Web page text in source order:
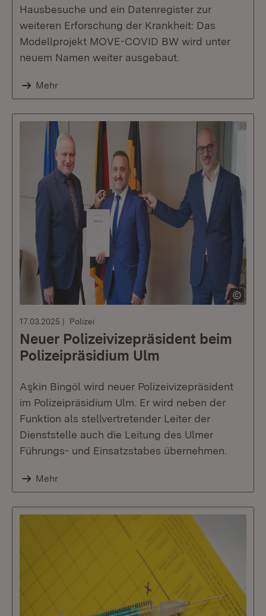
Hausbesuche und ein Datenregister zur
weiteren Erforschung der Krankheit: Das
Modellprojekt MOVE-COVID BW wird unter
neuem Namen weiter ausgebaut.
Mehr
17.03.2025 Polizei
Neuer Polizeivizepräsident beim
Polizeipräsidium Ulm
Aşkin Bingöl wird neuer Polizeivizepräsident
im Polizeipräsidium Ulm. Er wird neben der
Funktion als stellvertretender Leiter der
Dienststelle auch die Leitung des Ulmer
Führungs- und Einsatzstabes übernehmen.
Mehr